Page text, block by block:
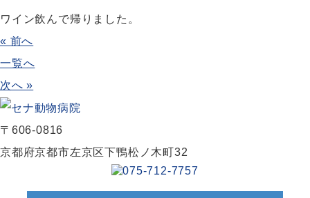
ワイン飲んで帰りました。
« 前へ
一覧へ
次へ »
〒606-0816
京都府京都市左京区下鴨松ノ木町32